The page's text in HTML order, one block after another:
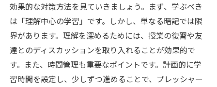
効果的な対策方法を見ていきましょう。まず、学ぶべき
は「理解中心の学習」です。しかし、単なる暗記では限
界があります。理解を深めるためには、授業の復習や友
達とのディスカッションを取り入れることが効果的で
す。また、時間管理も重要なポイントです。計画的に学
習時間を設定し、少しずつ進めることで、プレッシャー